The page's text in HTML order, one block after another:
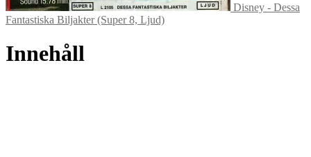
Disney - Dessa
Fantastiska Biljakter (Super 8, Ljud)
Innehåll